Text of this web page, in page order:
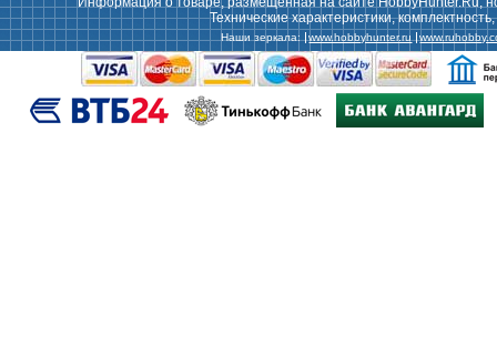
Технические характеристики,
Наши зеркала: www.hobbyhunter.ru